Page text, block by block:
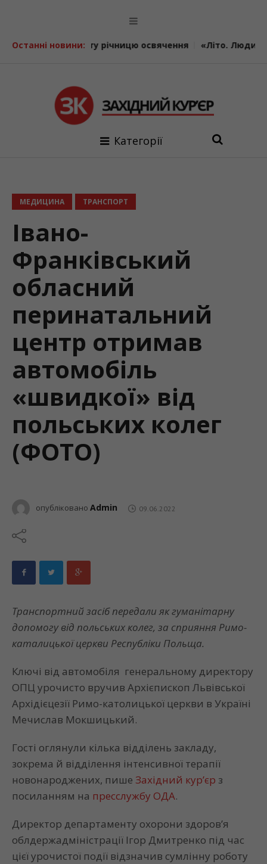
Останні новини:
24-ту річницю освячення «Літо. Люди. Сила»:
Категорії
МЕДИЦИНА ТРАНСПОРТ
Івано-
Франківський
обласний
перинатальний
центр отримав
автомобіль
«швидкої» від
польських колег
(ФОТО)
опубліковано Admin 09.06.2022
Транспортний засіб передали як гуманітарну
допомогу від польських колег, за сприяння Римо-
каталицької церкви Республіки Польща.
Ключі від автомобіля генеральному директору
ОПЦ урочисто вручив Архієпископ Львівської
Архідієцезії Римо-католицької церкви в Україні
Мечислав Мокшицький.
Гості оглянули кілька відділень закладу,
зокрема й відділення інтенсивної терапії
новонароджених, пише Західний кур’єр з
посиланням на пресслужбу ОДА.
Директор департаменту охорони здоров’я
облдержадміністрації Ігор Дмитренко під час
цієї урочистої події відзначив сумлінну роботу